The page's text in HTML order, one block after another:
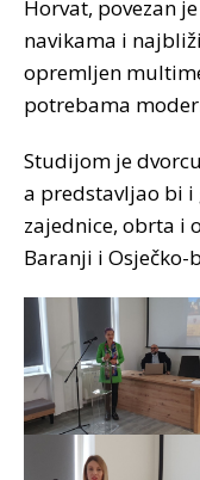
Horvat, povezan
navikama i
opremljen
potrebama
Studijom je
a predstavljao bi i
zajednice, obrta i
Baranji i